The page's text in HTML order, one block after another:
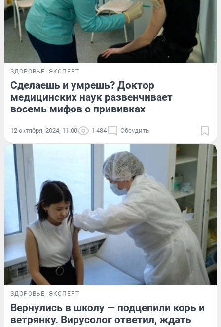
ЗДОРОВЬЕ ЭКСПЕРТ
Сделаешь и умрешь? Доктор
медицинских наук развенчивает
восемь мифов о прививках
12 октября, 2024, 11:00 1 484 Обсудить
ЗДОРОВЬЕ ЭКСПЕРТ
Вернулись в школу — подцепили корь и
ветрянку. Вирусолог ответил, ждать